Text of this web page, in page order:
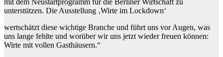
mit dem Neustartprogramm für die Berliner Wirtschaft zu
unterstützen. Die Ausstellung ‚Wirte im Lockdown‘
wertschätzt diese wichtige Branche und führt uns vor Augen, was
uns lange fehlte und worüber wir uns jetzt wieder freuen können:
Wirte mit vollen Gasthäusern.“